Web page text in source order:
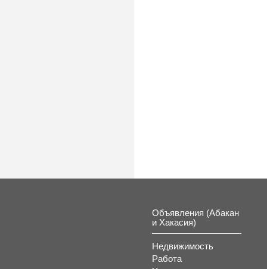
Объявления (Абакан
и Хакасия)
Недвижимость
Работа